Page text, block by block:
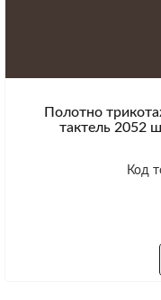
Полотно
тактель 2052
Код